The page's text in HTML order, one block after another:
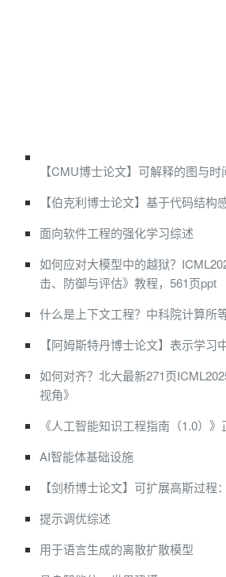
【CMU博士论文】可解释的图与
【伯克利博士论文】基于代码结
面向软件工程的强化学习综述
如何应对大模型中的越狱？
击、防御与评估》教程，561页ppt
什么是上下文工程？中科院计算所
【阿姆斯特丹博士论文】表示学习
如何对齐？北大最新271页
视角》
《人工智能知识工程指南（1.0）
AI智能体基础设施
【剑桥博士论文】可扩展高斯过
提示调优综述
用于语言生成的离散扩散模型